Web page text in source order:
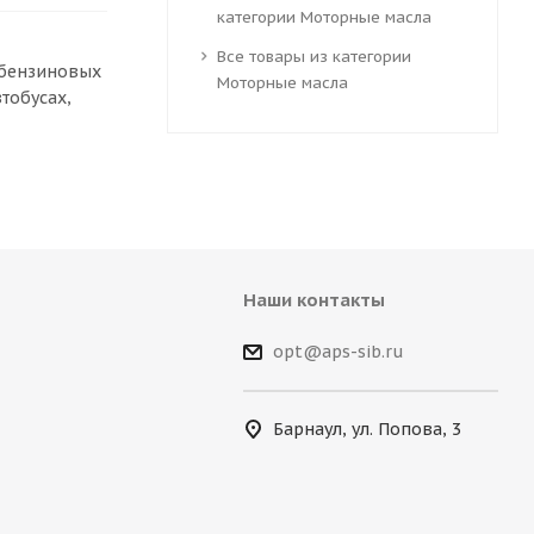
категории Моторные масла
Все товары из категории
Моторные масла
Наши контакты
opt@aps-sib.ru
Барнаул, ул. Попова, 3